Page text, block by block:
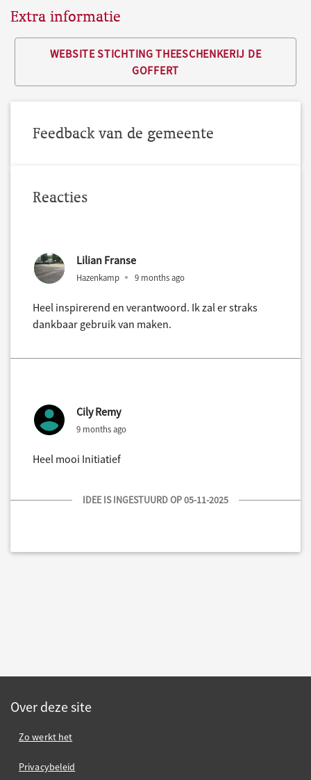
Extra informatie
WEBSITE STICHTING THEESCHENKERIJ DE
GOFFERT
Feedback van de gemeente
Reacties
Lilian Franse
Hazenkamp 9 months ago
Heel inspirerend en verantwoord. Ik zal er straks
dankbaar gebruik van maken.
Cily Remy
9 months ago
Heel mooi Initiatief
IDEE IS INGESTUURD OP 05-11-2025
Over deze site
Zo werkt het
Privacybeleid